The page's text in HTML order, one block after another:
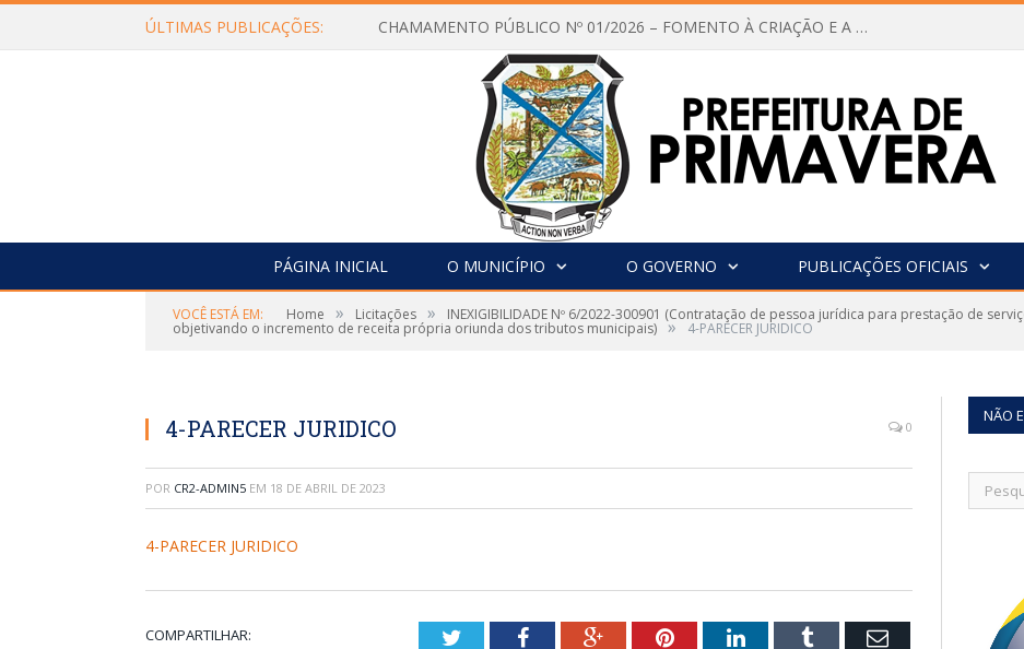
ÚLTIMAS PUBLICAÇÕES: CHAMAMENTO PÚBLICO Nº 01/2026 – FOMENTO À CRIAÇÃO E A CIRCULAÇÃO DE PRODUÇÕES CULTURAIS – Aldir Blanc
PÁGINA INICIAL O MUNICÍPIO O GOVERNO PUBLICAÇÕES OFICIAIS
VOCÊ ESTÁ EM: Home » Licitações » INEXIGIBILIDADE Nº 6/2022-300901 (Contratação de pessoa jurídica para prestação de
objetivando o incremento de receita própria oriunda dos tributos municipais) » 4-PARECER JURIDICO
4-PARECER JURIDICO 0
POR CR2-ADMIN5 EM 18 DE ABRIL DE 2023
4-PARECER JURIDICO
COMPARTILHAR: TwitterFacebookGoogle+PinterestLinkedInTumblr Email
NÃO